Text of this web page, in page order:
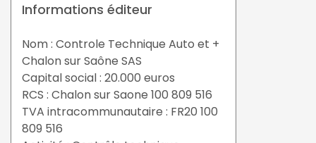
Informations éditeur
Nom : Controle Technique Auto et +
Chalon sur Saône SAS
Capital social : 20.000 euros
RCS : Chalon sur Saone 100 809 516
TVA intracommunautaire : FR20 100
809 516